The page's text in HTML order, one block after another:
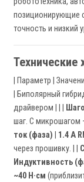
позиционирующие
точность и низкий
Технические
| Параметр |
| Биполярный
драйвером | | |
шаг. С микрошагом
ток (фаза)
1.4 A
через прошивку. | |
Индуктивность
~40 Н·см